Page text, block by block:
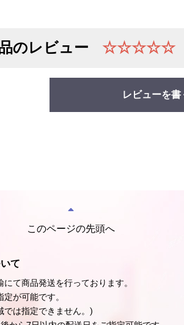
のレビュー ☆☆☆☆☆
レビューを書
このページの先頭へ
て
にて商品発送を行っております。
が可能です。
では指定できません。)